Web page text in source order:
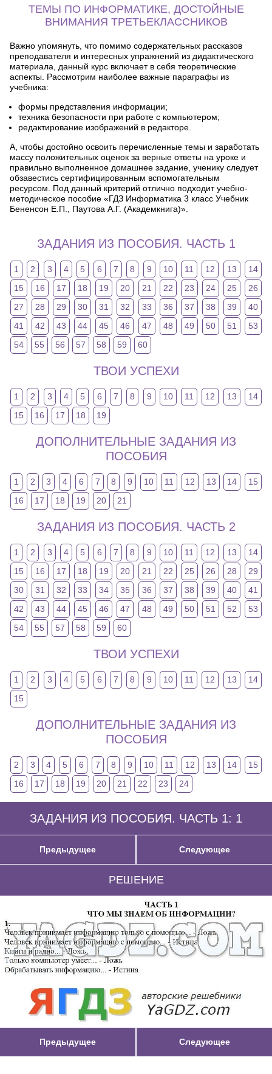
ТЕМЫ ПО ИНФОРМАТИКЕ, ДОСТОЙНЫЕ
ВНИМАНИЯ ТРЕТЬЕКЛАССНИКОВ
Важно упомянуть, что помимо содержательных рассказов
преподавателя и интересных упражнений из дидактического
материала, данный курс включает в себя теоретические
аспекты. Рассмотрим наиболее важные параграфы из
учебника:
формы представления информации;
техника безопасности при работе с компьютером;
редактирование изображений в редакторе.
А, чтобы достойно освоить перечисленные темы и заработать
массу положительных оценок за верные ответы на уроке и
правильно выполненное домашнее задание, ученику следует
обзавестись сертифицированным вспомогательным
ресурсом. Под данный критерий отлично подходит учебно-
методическое пособие «ГДЗ Информатика 3 класс Учебник
Бененсон Е.П., Паутова А.Г. (Академкнига)».
ЗАДАНИЯ ИЗ ПОСОБИЯ. ЧАСТЬ 1
1 2 3 4 5 6 7 8 9 10 11 12 13
14
15
16 17 18 19 20 21 22 23 24 25
26
27
28 29 30 31 32 33 36 37 38 39
40
41
42 43 44 45 46 47 48 49 50 51
53
54
55 56 57 58 59 60
ТВОИ УСПЕХИ
1 2 3 4 5 6 7 8 9 10 11 12 13
14
15
16 17 18 19
ДОПОЛНИТЕЛЬНЫЕ ЗАДАНИЯ ИЗ
ПОСОБИЯ
1 2 3 4 6 7 8 9 10 11 12 13 14
15
16
17 18 19 20 21
ЗАДАНИЯ ИЗ ПОСОБИЯ. ЧАСТЬ 2
1 2 3 4 5 6 7 8 9 10 11 12 13
14
15
16 17 18 19 20 21 22 25 26 28
29
30
31 32 33 34 35 36 37 38 39 40
41
42
43 44 45 46 47 48 49 50 51 52
53
54
55 57 58 59 60
ТВОИ УСПЕХИ
1 2 3 4 5 6 7 8 9 10 11 12 13
14
15
ДОПОЛНИТЕЛЬНЫЕ ЗАДАНИЯ ИЗ
ПОСОБИЯ
2 3 4 5 6 7 8 9 10 11 12 13 14
15
16
17 18 19 20 21 22 23 24
ЗАДАНИЯ ИЗ ПОСОБИЯ. ЧАСТЬ 1: 1
Предыдущее Следующее
РЕШЕНИЕ
Предыдущее Следующее